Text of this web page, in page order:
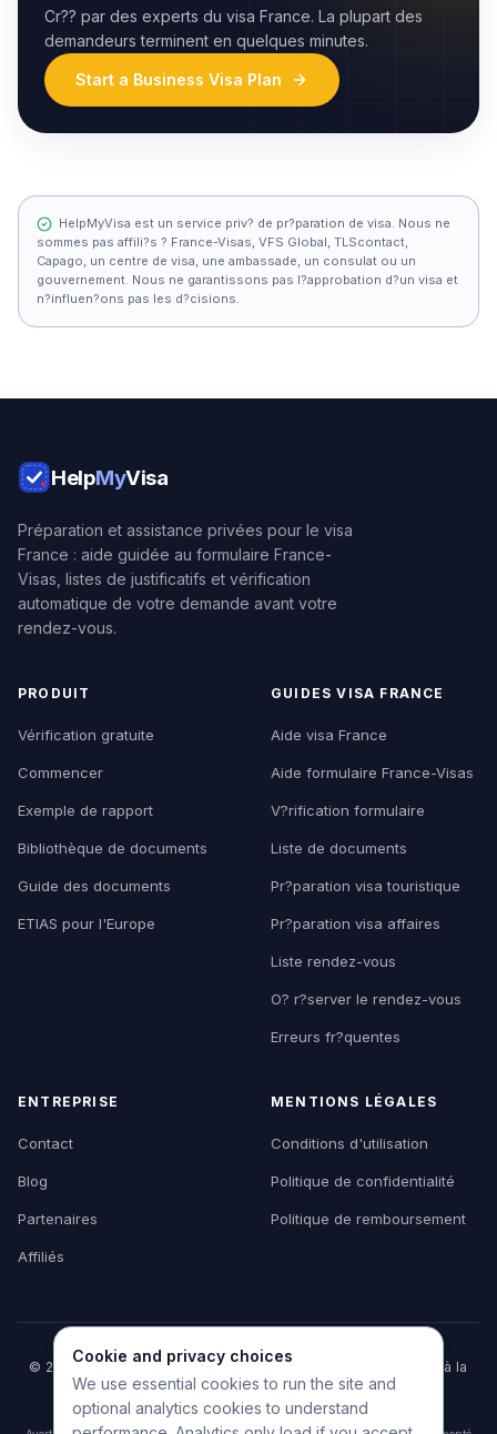
Cookie and privacy choices
We use essential cookies to run the site and
optional analytics cookies to understand
Cr?? par des experts du visa France. La plupart des
demandeurs terminent en quelques minutes.
Start a Business Visa Plan
HelpMyVisa est un service priv? de pr?paration de visa. Nous ne
sommes pas affili?s ? France-Visas, VFS Global, TLScontact,
Capago, un centre de visa, une ambassade, un consulat ou un
gouvernement. Nous ne garantissons pas l?approbation d?un visa et
n?influen?ons pas les d?cisions.
HelpMyVisa
Préparation et assistance privées pour le visa
France : aide guidée au formulaire France-
Visas, listes de justificatifs et vérification
automatique de votre demande avant votre
rendez-vous.
PRODUIT
Vérification gratuite
Commencer
Exemple de rapport
Bibliothèque de documents
Guide des documents
ETIAS pour l'Europe
GUIDES VISA FRANCE
Aide visa France
Aide formulaire France-Visas
V?rification formulaire
Liste de documents
Pr?paration visa touristique
Pr?paration visa affaires
Liste rendez-vous
O? r?server le rendez-vous
Erreurs fr?quentes
ENTREPRISE
Contact
Blog
Partenaires
Affiliés
MENTIONS LÉGALES
Conditions d'utilisation
Politique de confidentialité
Politique de remboursement
© 2026 HelpMyVisa. Tous droits réservés. Outil privé d'aide à la
préparation de dossier — non affilié à un organisme
gouvernemental.